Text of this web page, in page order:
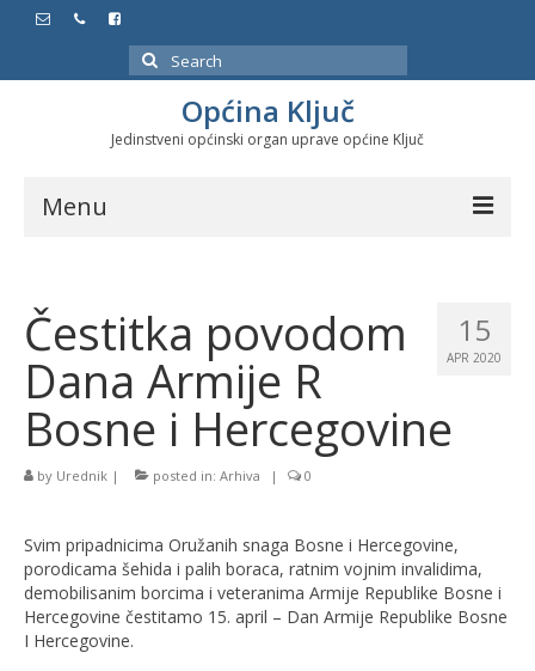
Search
for:
Općina Ključ
Jedinstveni općinski organ uprave općine Ključ
Menu
Službeni glasnici
Javne nabavke
Značajni datumi i manifestacije
Program energetske efikasnosti u stambenom
sektoru
15
APR 2020
Čestitka povodom
Dana Armije R
Bosne i Hercegovine
by Urednik | posted in: Arhiva | 0
Svim pripadnicima Oružanih snaga Bosne i Hercegovine,
porodicama šehida i palih boraca, ratnim vojnim invalidima,
demobilisanim borcima i veteranima Armije Republike Bosne i
Hercegovine čestitamo 15. april – Dan Armije Republike Bosne
I Hercegovine.